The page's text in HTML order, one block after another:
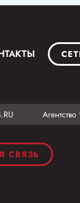
СВЯЗЬ